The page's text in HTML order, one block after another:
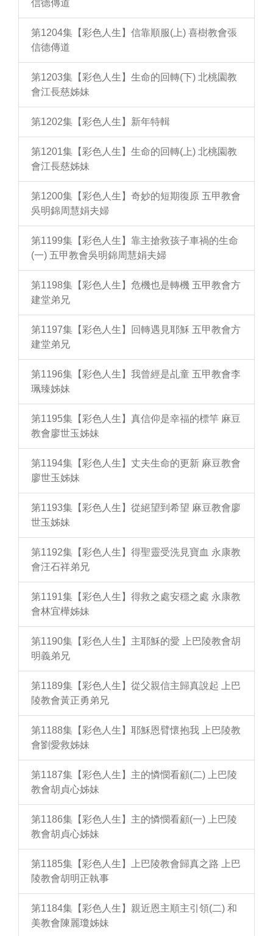
信德傳道
第1204集【彩色人生】信靠順服(上) 喜樹教會張
信德傳道
第1203集【彩色人生】生命的回轉(下) 北桃園教
會江長慈姊妹
第1202集【彩色人生】新年特輯
第1201集【彩色人生】生命的回轉(上) 北桃園教
會江長慈姊妹
第1200集【彩色人生】奇妙的短期復原 五甲教會
吳明錦周慧娟夫婦
第1199集【彩色人生】靠主搶救孩子車禍的生命
(一) 五甲教會吳明錦周慧娟夫婦
第1198集【彩色人生】危機也是轉機 五甲教會方
建堂弟兄
第1197集【彩色人生】回轉遇見耶穌 五甲教會方
建堂弟兄
第1196集【彩色人生】我曾經是乩童 五甲教會李
珮臻姊妹
第1195集【彩色人生】真信仰是幸福的標竿 麻豆
教會廖世玉姊妹
第1194集【彩色人生】丈夫生命的更新 麻豆教會
廖世玉姊妹
第1193集【彩色人生】從絕望到希望 麻豆教會廖
世玉姊妹
第1192集【彩色人生】得聖靈受洗見寶血 永康教
會汪石祥弟兄
第1191集【彩色人生】得救之處安穩之處 永康教
會林宜樺姊妹
第1190集【彩色人生】主耶穌的愛 上巴陵教會胡
明義弟兄
第1189集【彩色人生】從父親信主歸真說起 上巴
陵教會黃正勇弟兄
第1188集【彩色人生】耶穌恩臂懷抱我 上巴陵教
會劉愛救姊妹
第1187集【彩色人生】主的憐憫看顧(二) 上巴陵
教會胡貞心姊妹
第1186集【彩色人生】主的憐憫看顧(一) 上巴陵
教會胡貞心姊妹
第1185集【彩色人生】上巴陵教會歸真之路 上巴
陵教會胡明正執事
第1184集【彩色人生】親近恩主順主引領(二) 和
美教會陳麗瓊姊妹